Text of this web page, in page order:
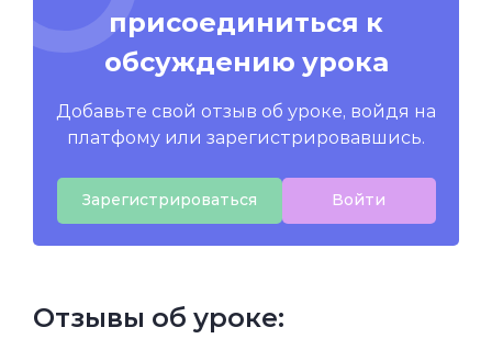
присоединиться к
обсуждению урока
Добавьте свой отзыв об уроке, войдя на
платфому или зарегистрировавшись.
Зарегистрироваться Войти
Отзывы об уроке: